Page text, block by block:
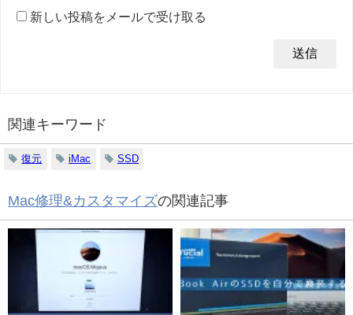
新しい投稿をメールで受け取る
関連キーワード
復元 iMac SSD
Mac修理&カスタマイズの関連記事